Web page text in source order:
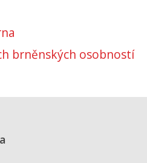
brněnských osobností